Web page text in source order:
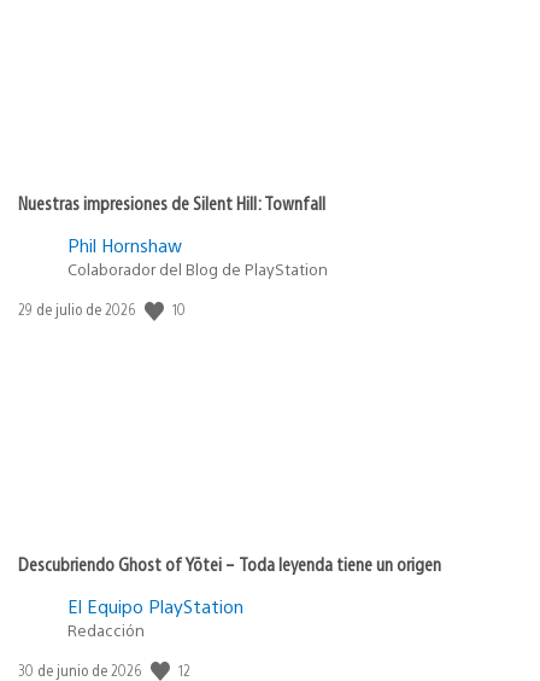
Nuestras impresiones de Silent Hill: Townfall
Phil Hornshaw
Colaborador del Blog de PlayStation
Fecha
29 de julio de 2026 10
Descubriendo Ghost of Yōtei – Toda leyenda tiene un origen
El Equipo PlayStation
Redacción
Fecha
30 de junio de 2026 12